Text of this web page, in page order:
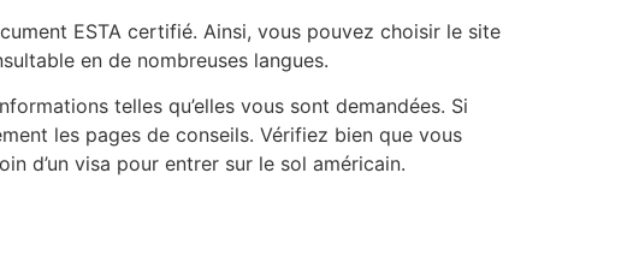
ESTA certifié. Ainsi, vous pouvez choisir le site
en de nombreuses langues.
telles qu’elles vous sont demandées. Si
les pages de conseils. Vérifiez bien que vous
d’un visa pour entrer sur le sol américain.